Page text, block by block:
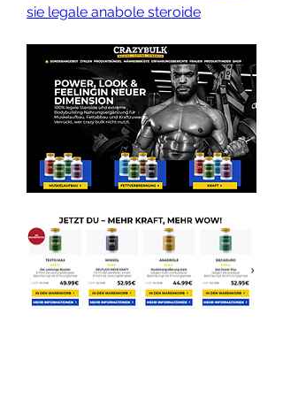
sie legale anabole steroide